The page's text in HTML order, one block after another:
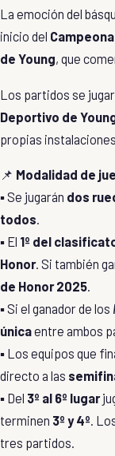
La emoción del
inicio del
de Young, que
Los partidos se
Deportivo de
propias instalaciones.
📌 Modalidad de
▪️ Se jugarán dos
todos.
▪️ El 1º del
Honor. Si también
de Honor 2025.
▪️ Si el ganador de los
únicaentre ambos
▪️ Los equipos que
directo a las
▪️ Del 3º al 6º lugar
terminen 3º y 4º.
tres partidos.